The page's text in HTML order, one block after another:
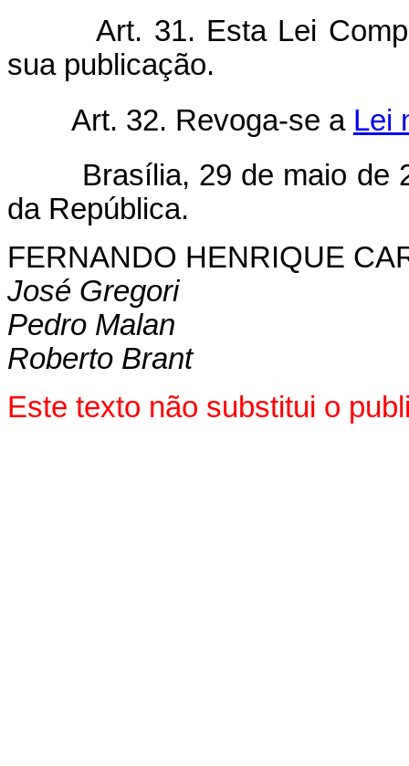
Art. 31. Esta Lei
sua publicação.
Art. 32. Revoga-se a Lei
Brasília, 29 de maio de
da República.
FERNANDO HENRIQUE
José Gregori
Pedro Malan
Roberto Brant
Este texto não substitui o